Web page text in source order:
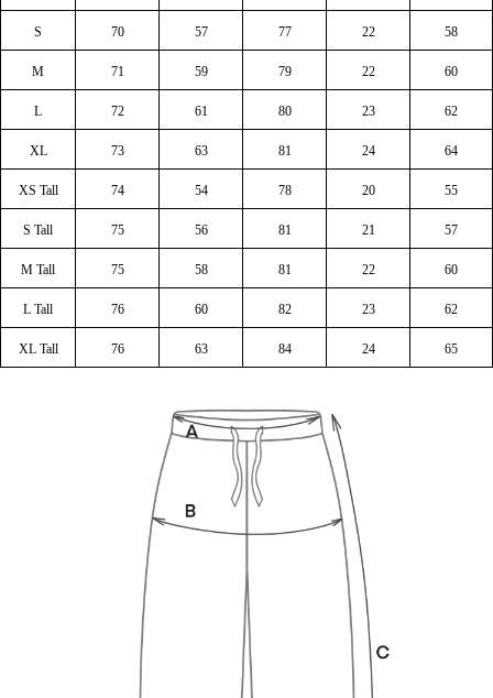
S 70 57 77 22 58
M 71 59 79 22 60
L 72 61 80 23 62
XL 73 63 81 24 64
XS Tall 74 54 78 20 55
S Tall 75 56 81 21 57
M Tall 75 58 81 22 60
L Tall 76 60 82 23 62
XL Tall 76 63 84 24 65